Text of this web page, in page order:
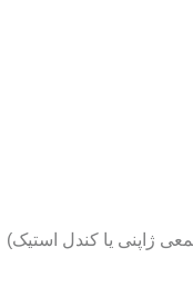
ژاپنی یا کندل استیک)